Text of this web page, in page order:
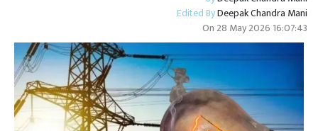
Edited ByDeepak Chandra Mani
On 28 May 2026 16:07:43